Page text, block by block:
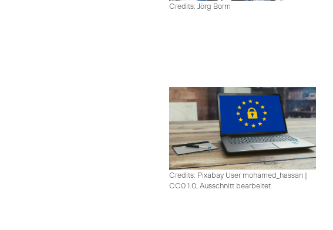
Credits: Jörg Borm
Credits: Pixabay User mohamed_hassan |
CC0 1.0, Ausschnitt bearbeitet